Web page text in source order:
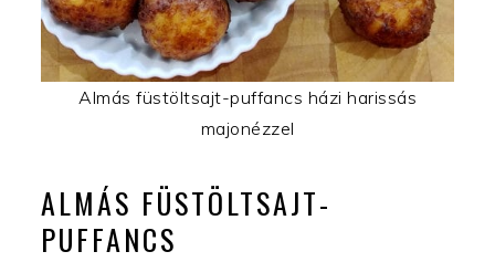
Almás füstöltsajt-puffancs házi harissás
majonézzel
ALMÁS FÜSTÖLTSAJT-
PUFFANCS